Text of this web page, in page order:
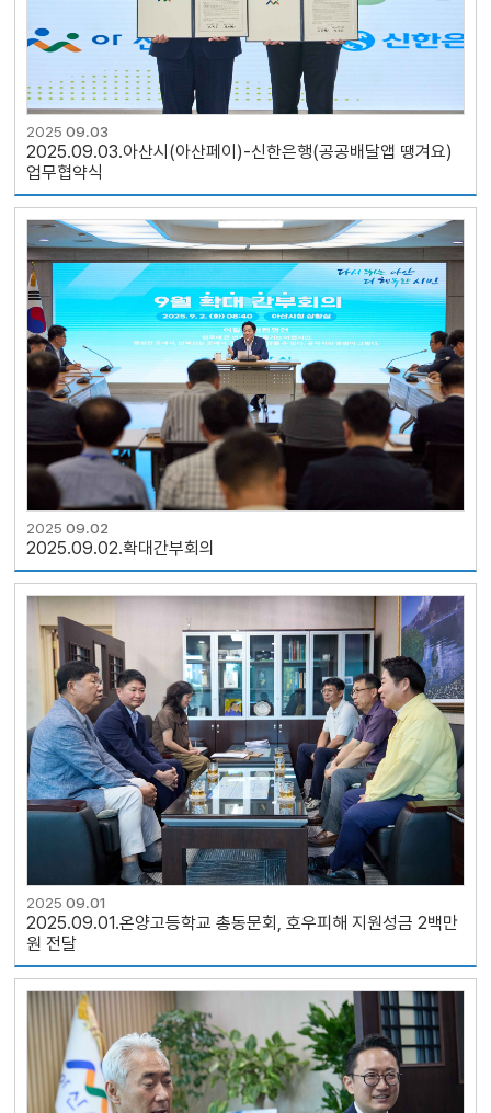
202509.03
2025.09.03.아산시(아산페이)-신한은행(공공배달앱 땡겨요)
업무협약식
202509.02
2025.09.02.확대간부회의
202509.01
2025.09.01.온양고등학교 총동문회, 호우피해 지원성금 2백만
원 전달